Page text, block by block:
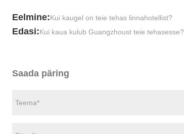
Eelmine:Kui kaugel on teie tehas linnahotellist?
Edasi:Kui kaua kulub Guangzhoust teie tehasesse?
Saada päring